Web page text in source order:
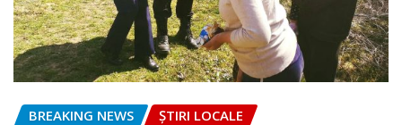
BREAKING NEWS ȘTIRI LOCALE